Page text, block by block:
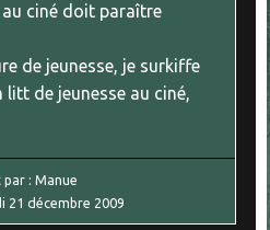
ciné doit paraître
de jeunesse, je surkiffe
litt de jeunesse au ciné,
par : Manue
21 décembre 2009